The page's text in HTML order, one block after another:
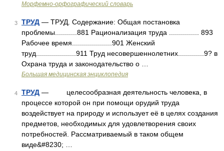
Морфемно-орфографический словарь
3 ТРУД — ТРУД. Содержание: Общая постановка
проблемы...........881 Рационализация труда ............... 893
Рабочее время....................901 Женский
труд....................911 Труд несовершеннолетних.............9? в
Охрана труда и законодательство о …
Большая медицинская энциклопедия
4 ТРУД — целесообразная деятельность человека, в
процессе которой он при помощи орудий труда
воздействует на природу и использует её в целях создания
предметов, необходимых для удовлетворения своих
потребностей. Рассматриваемый в таком общем
виде&#8230; …